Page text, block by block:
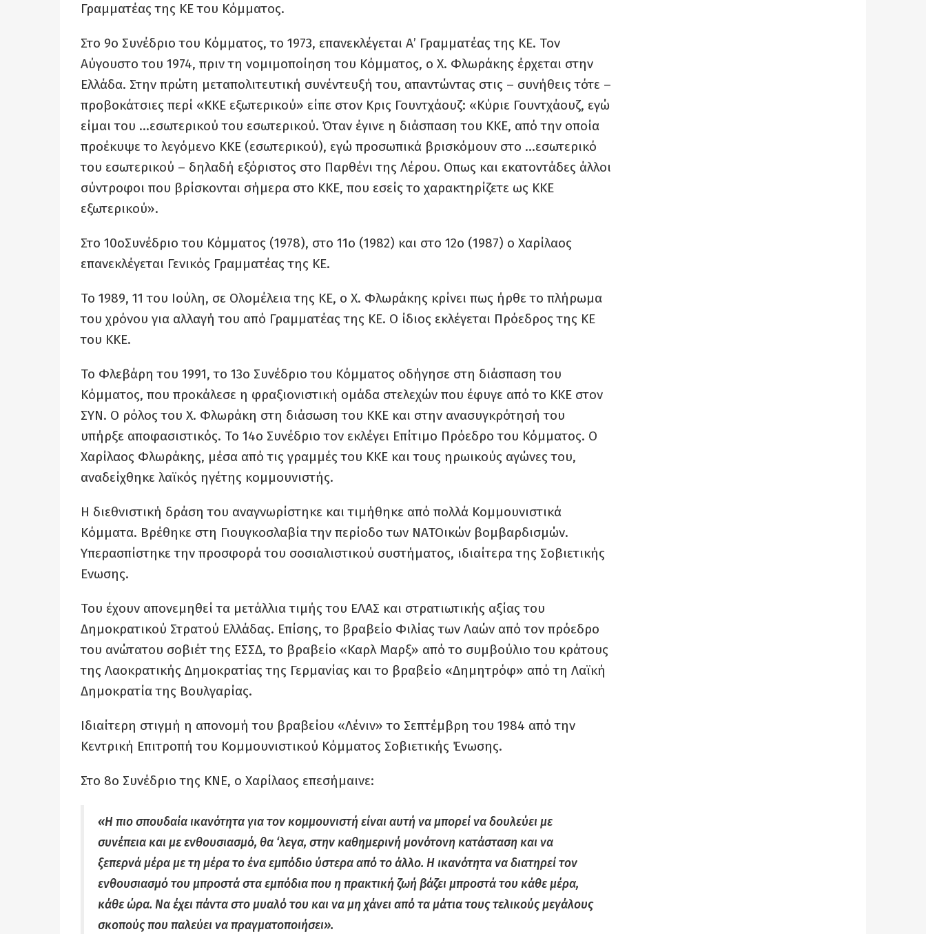
Γραμματέας της ΚΕ του Κόμματος.
Στο 9ο Συνέδριο του Κόμματος, το 1973, επανεκλέγεται Α’ Γραμματέας της ΚΕ. Τον
Αύγουστο του 1974, πριν τη νομιμοποίηση του Κόμματος, ο Χ. Φλωράκης έρχεται στην
Ελλάδα. Στην πρώτη μεταπολιτευτική συνέντευξή του, απαντώντας στις – συνήθεις τότε –
προβοκάτσιες περί «ΚΚΕ εξωτερικού» είπε στον Κρις Γουντχάουζ: «Κύριε Γουντχάουζ, εγώ
είμαι του …εσωτερικού του εσωτερικού. Όταν έγινε η διάσπαση του ΚΚΕ, από την οποία
προέκυψε το λεγόμενο ΚΚΕ (εσωτερικού), εγώ προσωπικά βρισκόμουν στο …εσωτερικό
του εσωτερικού – δηλαδή εξόριστος στο Παρθένι της Λέρου. Οπως και εκατοντάδες άλλοι
σύντροφοι που βρίσκονται σήμερα στο ΚΚΕ, που εσείς το χαρακτηρίζετε ως ΚΚΕ
εξωτερικού».
Στο 10οΣυνέδριο του Κόμματος (1978), στο 11ο (1982) και στο 12ο (1987) ο Χαρίλαος
επανεκλέγεται Γενικός Γραμματέας της ΚΕ.
Το 1989, 11 του Ιούλη, σε Ολομέλεια της ΚΕ, ο Χ. Φλωράκης κρίνει πως ήρθε το πλήρωμα
του χρόνου για αλλαγή του από Γραμματέας της ΚΕ. Ο ίδιος εκλέγεται Πρόεδρος της ΚΕ
του ΚΚΕ.
Το Φλεβάρη του 1991, το 13ο Συνέδριο του Κόμματος οδήγησε στη διάσπαση του
Κόμματος, που προκάλεσε η φραξιονιστική ομάδα στελεχών που έφυγε από το ΚΚΕ στον
ΣΥΝ. Ο ρόλος του Χ. Φλωράκη στη διάσωση του ΚΚΕ και στην ανασυγκρότησή του
υπήρξε αποφασιστικός. Το 14ο Συνέδριο τον εκλέγει Επίτιμο Πρόεδρο του Κόμματος. Ο
Χαρίλαος Φλωράκης, μέσα από τις γραμμές του ΚΚΕ και τους ηρωικούς αγώνες του,
αναδείχθηκε λαϊκός ηγέτης κομμουνιστής.
Η διεθνιστική δράση του αναγνωρίστηκε και τιμήθηκε από πολλά Κομμουνιστικά
Κόμματα. Βρέθηκε στη Γιουγκοσλαβία την περίοδο των ΝΑΤΟικών βομβαρδισμών.
Υπερασπίστηκε την προσφορά του σοσιαλιστικού συστήματος, ιδιαίτερα της Σοβιετικής
Ενωσης.
Του έχουν απονεμηθεί τα μετάλλια τιμής του ΕΛΑΣ και στρατιωτικής αξίας του
Δημοκρατικού Στρατού Ελλάδας. Επίσης, το βραβείο Φιλίας των Λαών από τον πρόεδρο
του ανώτατου σοβιέτ της ΕΣΣΔ, το βραβείο «Καρλ Μαρξ» από το συμβούλιο του κράτους
της Λαοκρατικής Δημοκρατίας της Γερμανίας και το βραβείο «Δημητρόφ» από τη Λαϊκή
Δημοκρατία της Βουλγαρίας.
Ιδιαίτερη στιγμή η απονομή του βραβείου «Λένιν» το Σεπτέμβρη του 1984 από την
Κεντρική Επιτροπή του Κομμουνιστικού Κόμματος Σοβιετικής Ένωσης.
Στο 8ο Συνέδριο της ΚΝΕ, ο Χαρίλαος επεσήμαινε:
«H πιο σπουδαία ικανότητα για τον κομμουνιστή είναι αυτή να μπορεί να δουλεύει με
συνέπεια και με ενθουσιασμό, θα ‘λεγα, στην καθημερινή μονότονη κατάσταση και να
ξεπερνά μέρα με τη μέρα το ένα εμπόδιο ύστερα από το άλλο. H ικανότητα να διατηρεί τον
ενθουσιασμό του μπροστά στα εμπόδια που η πρακτική ζωή βάζει μπροστά του κάθε μέρα,
κάθε ώρα. Να έχει πάντα στο μυαλό του και να μη χάνει από τα μάτια τους τελικούς μεγάλους
σκοπούς που παλεύει να πραγματοποιήσει».